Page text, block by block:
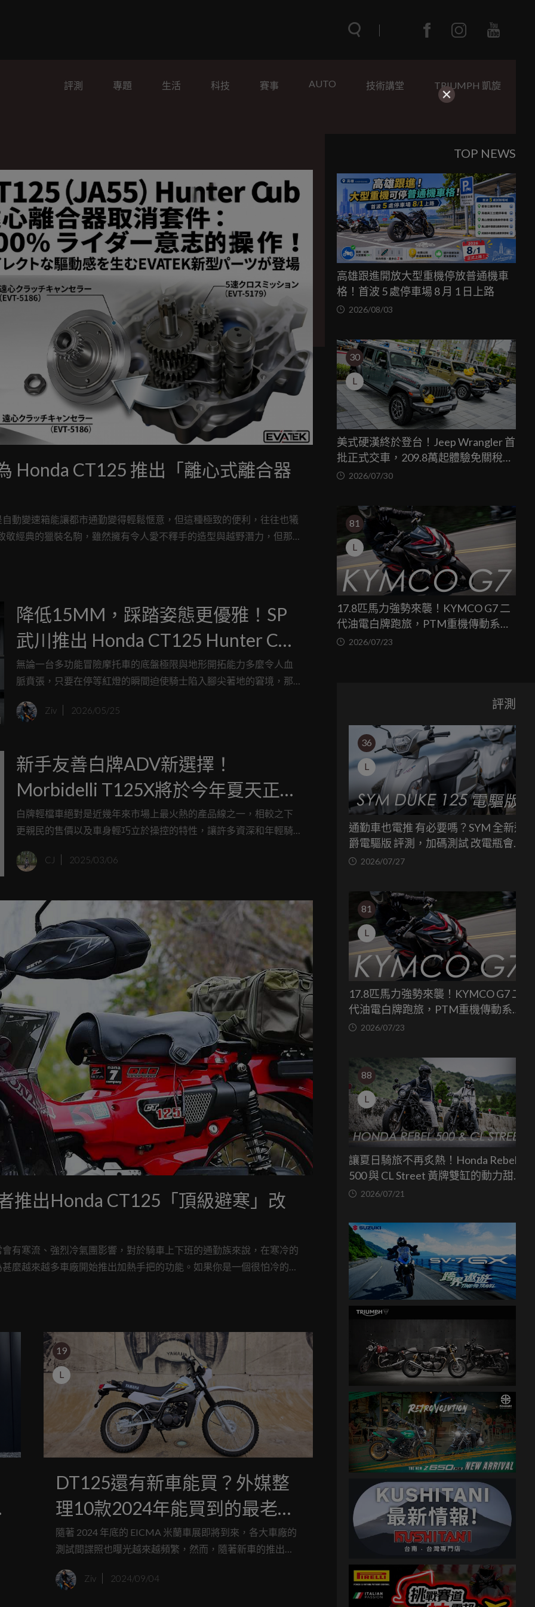
評測 專題 生活 科技 賽事 AUTO 技術講堂 TRIUMPH 凱旋
Honda CT125 推出「離心式離合器
動變速箱能讓都市通勤變得輕鬆愜意，但這種極致的便利，往往也犧
經典的獵裝名駒，雖然擁有令人愛不釋手的造型與越野潛力，但那
降低15MM，踩踏姿態更優雅！SP
武川推出 Honda CT125 Hunter Cub
專用降座高復古坐墊
無論一台多功能冒險摩托車的底盤極限與地形開拓能力多麼令人血
脈賁張，只要在停等紅燈的瞬間迫使騎士陷入腳尖著地的窘境，那
吞噬；近年風靡全球的 Honda CT125 Hunter Cub，恰恰就帶著這麼
於身形較為嬌小、或是習慣雙腳踏實踩地的騎士而言，無疑是一道
無形卻沉重的心理壁壘。
Ziv 2026/05/25
新手友善白牌ADV新選擇！
Morbidelli T125X將於今年夏天正式
販售
白牌輕檔車絕對是近幾年來市場上最火熱的產品線之一，相較之下
更親民的售價以及車身輕巧立於操控的特性，讓許多資深和年輕騎
對於他的座高較高會產生一些疑慮，別擔心！義大利車廠Morbidelli
CJ 2025/03/06
推出Honda CT125「頂級避寒」改
有寒流、強烈冷氣團影響，對於騎車上下班的通勤族來說，在寒冷的
麼越來越多車廠開始推出加熱手把的功能。如果你是一個很怕冷的
19
L
DT125還有新車能買？外媒整
理10款2024年能買到的最老
“全新車”！
隨著 2024 年底的 EICMA 米蘭車展即將到來，各大車廠的
測試間諜照也曝光越來越頻繁，然而，隨著新車的推出也
法規的實施，許多銷量低迷的小眾車型被迫退出市場，但
Ziv 2024/09/04
TOP NEWS
高雄跟進開放大型重機停放普通機車
格！首波 5 處停車場 8 月 1 日上路
2026/08/03
30
L
美式硬漢終於登台！Jeep Wrangler 首
批正式交車，209.8萬起體驗免關稅越
野魅力
2026/07/30
81
L
17.8匹馬力強勢來襲！KYMCO G7 二
代油電白牌跑旅，PTM重機傳動系統
與8公斤減重的操控饗宴
2026/07/23
評測
36
L
通勤車也電推 有必要嗎？SYM 全新迪
爵電驅版 評測，加碼測試 改電瓶會更
省油嗎？
2026/07/27
81
L
17.8匹馬力強勢來襲！KYMCO G7 二
代油電白牌跑旅，PTM重機傳動系統
與8公斤減重的操控饗宴
2026/07/23
88
L
讓夏日騎旅不再炙熱！Honda Rebel
500 與 CL Street 黃牌雙缸的動力甜蜜
點 2026/07/21